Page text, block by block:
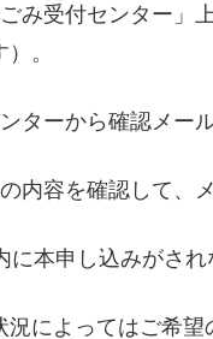
ごみ受付センター
。
ターから確認メー
の内容を確認して、
本申し込みがされ
によってはご希望